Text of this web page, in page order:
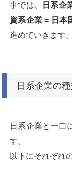
事では、
日系企
資系企業 = 日本
進めていきます。
日系企業の
日系企業と一口
す。
以下にそれぞれ